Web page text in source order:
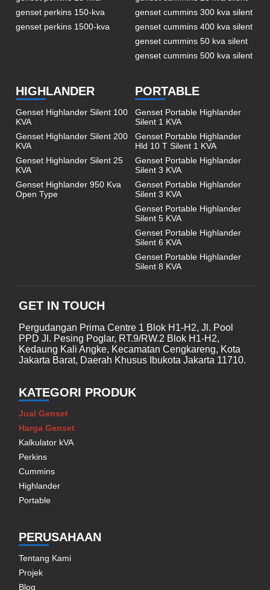
genset perkins 150-kva
genset perkins 1500-kva
genset cummins 300 kva silent
genset cummins 400 kva silent
genset cummins 50 kva silent
genset cummins 500 kva silent
HIGHLANDER
Genset Highlander Silent 100
KVA
Genset Highlander Silent 200
KVA
Genset Highlander Silent 25
KVA
Genset Highlander 950 Kva
Open Type
PORTABLE
Genset Portable Highlander
Silent 1 KVA
Genset Portable Highlander
Hld 10 T Silent 1 KVA
Genset Portable Highlander
Silent 3 KVA
Genset Portable Highlander
Silent 3 KVA
Genset Portable Highlander
Silent 5 KVA
Genset Portable Highlander
Silent 6 KVA
Genset Portable Highlander
Silent 8 KVA
GET IN TOUCH
Pergudangan Prima Centre 1 Blok H1-H2, Jl. Pool
PPD Jl. Pesing Poglar, RT.9/RW.2 Blok H1-H2,
Kedaung Kali Angke, Kecamatan Cengkareng, Kota
Jakarta Barat, Daerah Khusus Ibukota Jakarta 11710.
KATEGORI PRODUK
Jual Genset
Harga Genset
Kalkulator kVA
Perkins
Cummins
Highlander
Portable
PERUSAHAAN
Tentang Kami
Projek
Blog